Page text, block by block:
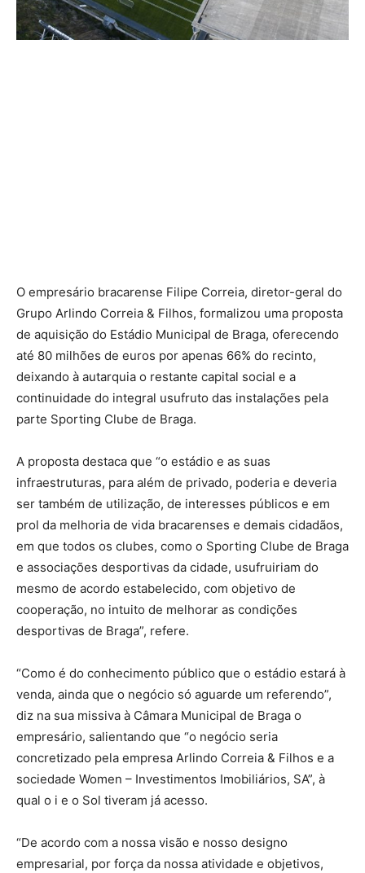
O empresário bracarense Filipe Correia, diretor-geral do
Grupo Arlindo Correia & Filhos, formalizou uma proposta
de aquisição do Estádio Municipal de Braga, oferecendo
até 80 milhões de euros por apenas 66% do recinto,
deixando à autarquia o restante capital social e a
continuidade do integral usufruto das instalações pela
parte Sporting Clube de Braga.
A proposta destaca que “o estádio e as suas
infraestruturas, para além de privado, poderia e deveria
ser também de utilização, de interesses públicos e em
prol da melhoria de vida bracarenses e demais cidadãos,
em que todos os clubes, como o Sporting Clube de Braga
e associações desportivas da cidade, usufruiriam do
mesmo de acordo estabelecido, com objetivo de
cooperação, no intuito de melhorar as condições
desportivas de Braga”, refere.
“Como é do conhecimento público que o estádio estará à
venda, ainda que o negócio só aguarde um referendo”,
diz na sua missiva à Câmara Municipal de Braga o
empresário, salientando que “o negócio seria
concretizado pela empresa Arlindo Correia & Filhos e a
sociedade Women – Investimentos Imobiliários, SA”, à
qual o i e o Sol tiveram já acesso.
“De acordo com a nossa visão e nosso designo
empresarial, por força da nossa atividade e objetivos,